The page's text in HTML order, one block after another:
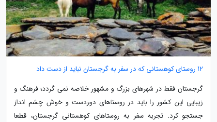
12 روستای کوهستانی که در سفر به گرجستان نباید از دست داد
گرجستان فقط در شهرهای بزرگ و مشهور خلاصه نمی گردد؛ فرهنگ و
زیبایی این کشور را باید در روستاهای دوردست و خوش چشم انداز
جستجو کرد. تجربه سفر به روستاهای کوهستانی گرجستان، قطعا